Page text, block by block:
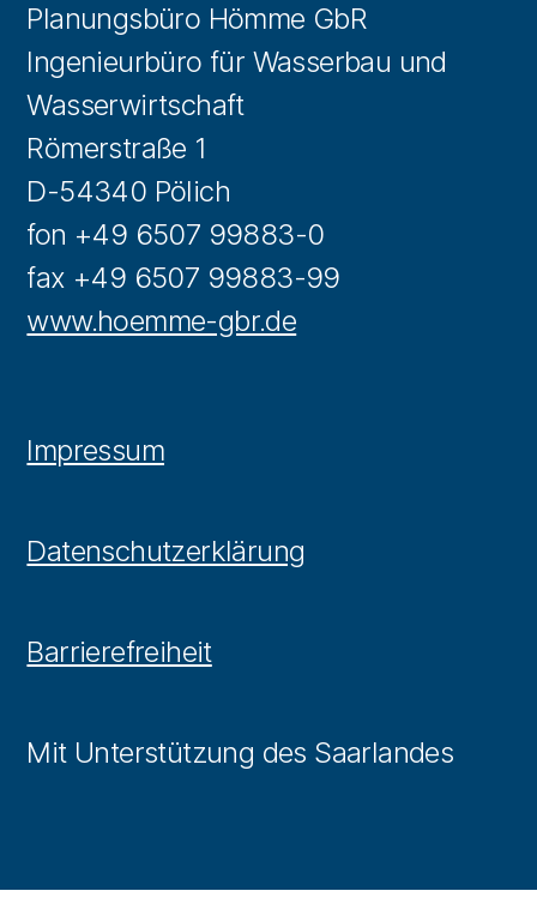
Planungsbüro Hömme GbR
Ingenieurbüro für Wasserbau und
Wasserwirtschaft
Römerstraße 1
D-54340 Pölich
fon +49 6507 99883-0
fax +49 6507 99883-99
www.hoemme-gbr.de
Impressum
Datenschutzerklärung
Barrierefreiheit
Mit Unterstützung des Saarlandes